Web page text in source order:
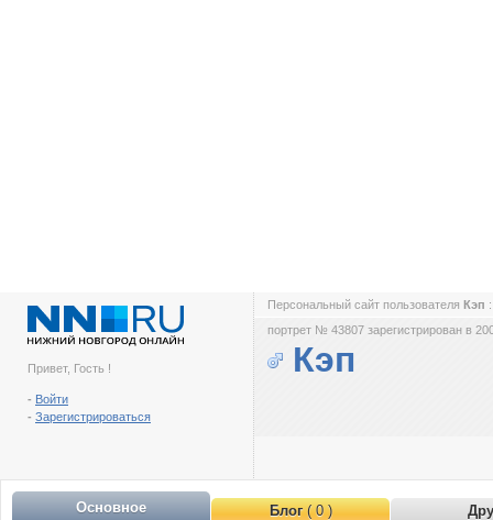
Привет, Гость !
- Войти
- Зарегистрироваться
Персональный сайт пользователя Кэп
портрет № 43807 зарегистрирован в
Кэп
Основное Блог( 0 )